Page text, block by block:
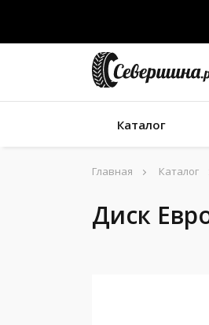
Каталог
Главная Каталог
Диск